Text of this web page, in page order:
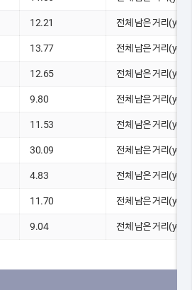
12.21 전체 남은 거리(yds)
13.77 전체 남은 거리(yds)
12.65 전체 남은 거리(yds)
9.80 전체 남은 거리(yds)
11.53 전체 남은 거리(yds)
30.09 전체 남은 거리(yds)
4.83 전체 남은 거리(yds)
11.70 전체 남은 거리(yds)
9.04 전체 남은 거리(yds)